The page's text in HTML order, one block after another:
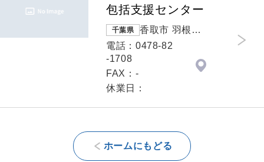
包括支援センター
千葉県
香取市 羽根川
３８
電話：0478-82
-1708
FAX：-
休業日：
ホームにもどる